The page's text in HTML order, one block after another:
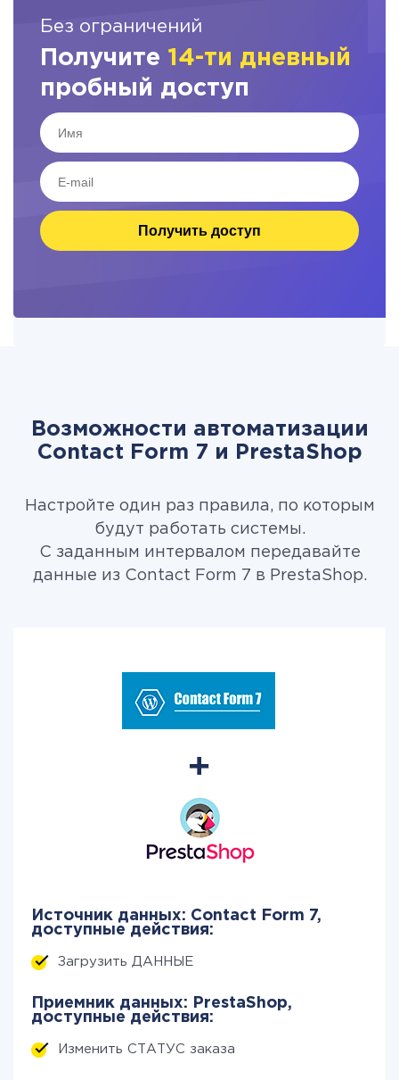
Без ограничений
Получите 14-ти дневный
пробный доступ
Получить доступ
Возможности автоматизации
Contact Form 7 и PrestaShop
Настройте один раз правила, по которым
будут работать системы.
С заданным интервалом передавайте
данные из Contact Form 7 в PrestaShop.
Источник данных: Contact Form 7,
доступные действия:
Загрузить ДАННЫЕ
Приемник данных: PrestaShop,
доступные действия:
Изменить СТАТУС заказа